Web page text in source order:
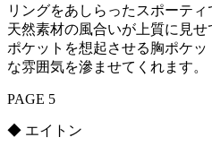
リングをあしらったスポーティ
天然素材の風合いが上質に見
ポケットを想起させる胸ポケ
な雰囲気を滲ませてくれます。
PAGE 5
◆ エイトン